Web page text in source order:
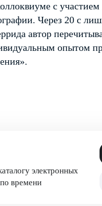
с
Через 20 с
автор
опытом
электронных
времени